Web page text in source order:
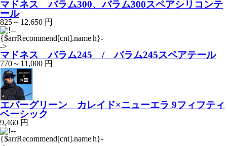
マドネス バラム300、バラム300スペアシリコンテ
ール
825～12,650 円
マドネス バラム245 / バラム245スペアテール
770～11,000 円
エバーグリーン カレイド×ニューエラ 9フィフティ
ベーシック
9,460 円